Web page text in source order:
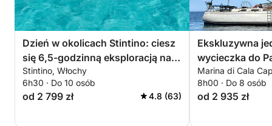
Dzień w okolicach Stintino: ciesz
się 6,5-godzinną eksploracją na
pokładzie 14-metrowej łodzi
motorowej
Stintino, Włochy
6h30 · Do 10 osób
od 2 799 zł 4.8 (63)
Ekskluzywna
wycieczka do
Maddalena
Marina di Cala
8h00 · Do 8 osób
od 2 935 zł